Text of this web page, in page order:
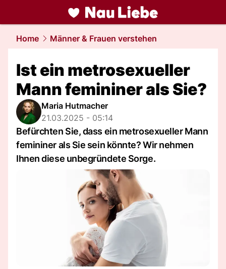
liebe.NAU.ch
Home Männer & Frauen verstehen
Ist ein metrosexueller
Mann femininer als Sie?
Maria Hutmacher
21.03.2025 - 05:14
Befürchten Sie, dass ein metrosexueller Mann
femininer als Sie sein könnte? Wir nehmen
Ihnen diese unbegründete Sorge.